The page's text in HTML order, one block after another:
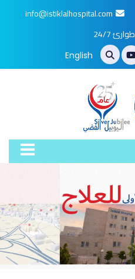
info@istiklalhospital.com
طوارئ 24/7
English